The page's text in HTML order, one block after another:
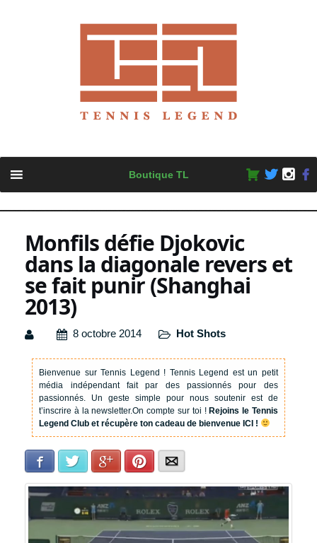
content
Boutique TL
Monfils défie Djokovic
dans la diagonale revers et
se fait punir (Shanghai
2013)
8 octobre 2014 Hot Shots
Bienvenue sur Tennis Legend ! Tennis Legend est un petit
média indépendant fait par des passionnés pour des
passionnés. Un geste simple pour nous soutenir est de
t’inscrire à la newsletter.On compte sur toi !Rejoins le Tennis
Legend Club et récupère ton cadeau de bienvenue ICI !
Facebook Twitter Google+Pinterest